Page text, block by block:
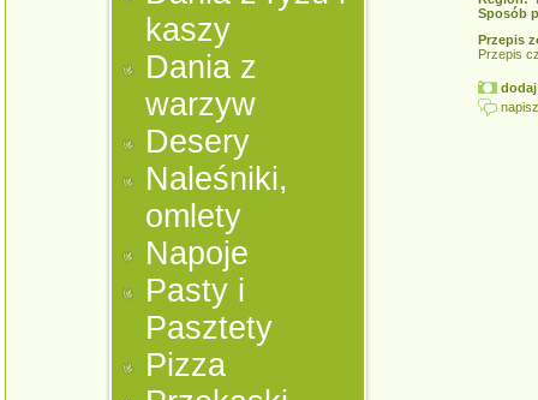
kaszy
Dania z
warzyw
Desery
Naleśniki,
omlety
Napoje
Pasty i
Pasztety
Pizza
Sposób
Przepis
Przepis